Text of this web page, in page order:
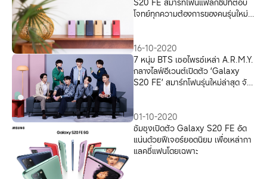
โจทย์ทุกความต้องการของคนรุ่นใหม่
16-10-2020
7 หนุ่ม BTS เซอไพรซ์เหล่า A.R.M.Y.
กลางไลฟ์อีเวนต์เปิดตัว ‘Galaxy
S20 FE’ สมาร์ทโฟนรุ่นใหม่ล่าสุด จัด
01-10-2020
ซัมซุงเปิดตัว Galaxy S20 FE อัด
แน่นด้วยฟีเจอร์ยอดนิยม เพื่อเหล่ากา
แลคซี่แฟนโดยเฉพาะ